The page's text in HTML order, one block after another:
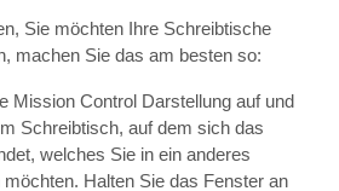
Sie möchten Ihre Schreibtische
machen Sie das am besten so:
Mission Control Darstellung auf und
Schreibtisch, auf dem sich das
welches Sie in ein anderes
Halten Sie das Fenster an